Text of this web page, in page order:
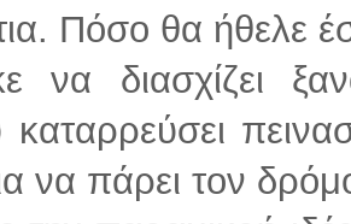
Πόσο θα ήθελε
να διασχίζει
καταρρεύσει
να πάρει τον